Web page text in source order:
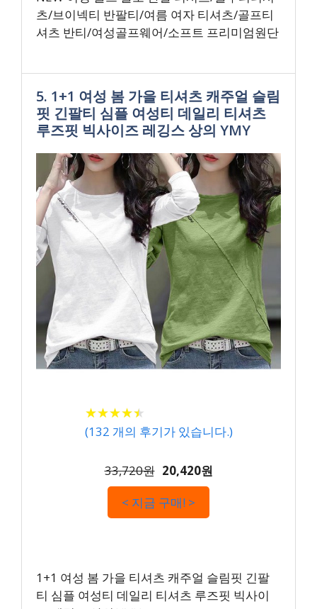
츠/브이넥티 반팔티/여름 여자 티셔츠/골프티
셔츠 반티/여성골프웨어/소프트 프리미엄원단
5. 1+1 여성 봄 가을 티셔츠 캐주얼 슬림
핏 긴팔티 심플 여성티 데일리 티셔츠
루즈핏 빅사이즈 레깅스 상의 YMY
★★★★★
★★★★★
(132 개의 후기가 있습니다.)
33,720원 20,420원
< 지금 구매! >
1+1 여성 봄 가을 티셔츠 캐주얼 슬림핏 긴팔
티 심플 여성티 데일리 티셔츠 루즈핏 빅사이